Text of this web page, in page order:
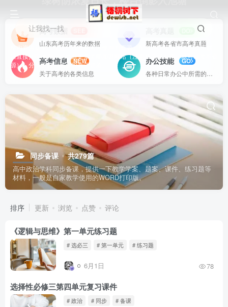
让我找一找
站内资源基本上都是一线教学实际使用的资源，配有WORD版本，可以下载
后直接打印使用。也欢迎更多老师加盟网站（注册登录成为用户就可以发布资
源），分享更好、更多的教学资源。
高考数据
山东高考历年来的数据
新高考各省市高考真题
高考信息
NEW
关于高考的各类信息
办公技能
GO
同步备课 共279篇
高中政治学科同步备课，提供一下教学学案、题案、课件、练习题等
材料，一般是自家教学使用的WORD打印版。
排序 更新 浏览 点赞 评论
《逻辑与思维》第一单元练习题
# 选必三 # 第一单元 # 练习题
6月1日 78
选择性必修三第四单元复习课件
# 政治 # 同步 # 备课